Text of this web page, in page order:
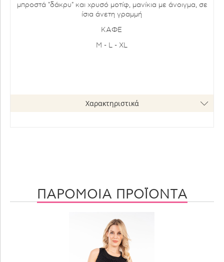
μπροστά "δάκρυ" και χρυσό μοτίφ, μανίκια με άνοιγμα, σε
ίσια άνετη γραμμή
KAΦΕ
M - L - XL
Χαρακτηριστικά
ΠΑΡΟΜΟΙΑ ΠΡΟΪΟΝΤΑ